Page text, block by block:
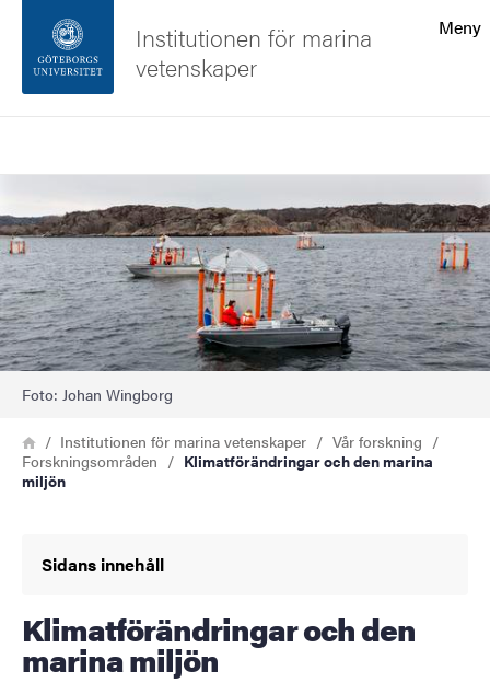
Sidfoten
Om webbplatsen
Meny
Institutionen för marina
vetenskaper
Foto: Johan Wingborg
Länkstig
HemInstitutionen för marina vetenskaper
Vår forskning
Forskningsområden
Klimatförändringar och den marina
miljön
Sidans innehåll
Klimatförändringar och den
marina miljön